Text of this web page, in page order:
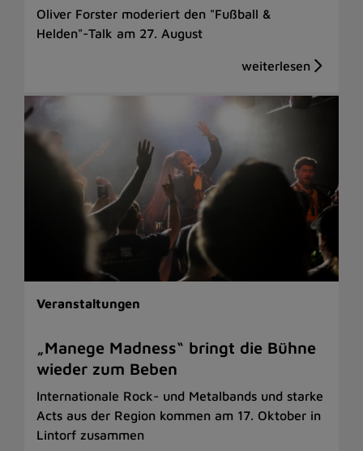
Oliver Forster moderiert den "Fußball &
Helden"-Talk am 27. August
Veranstaltungen
„Manege Madness“ bringt die Bühne
wieder zum Beben
Internationale Rock- und Metalbands und starke
Acts aus der Region kommen am 17. Oktober in
Lintorf zusammen